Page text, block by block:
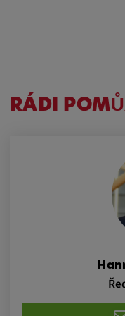
RÁDIExterní
Google
DV, SOCS,
Poskytovatel:
google.com
Účel: